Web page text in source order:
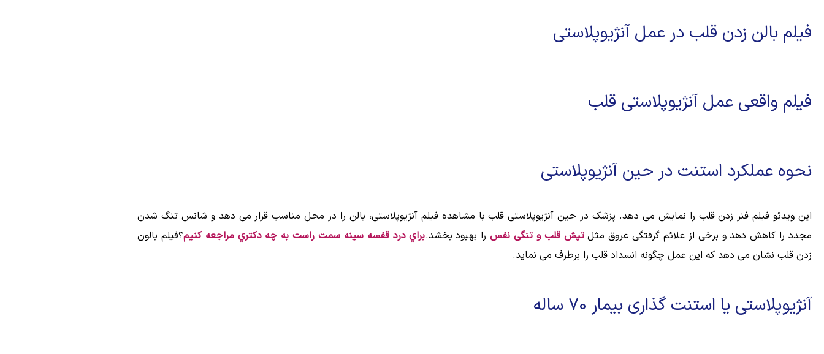
فیلم بالن زدن قلب در عمل آنژیوپلاستی
فیلم واقعی عمل آنژیوپلاستی قلب
نحوه عملکرد استنت در حین آنژیوپلاستی
این ویدئو فیلم فنر زدن قلب را نمایش می دهد. پزشک در حین آنژیوپلاستی قلب با مشاهده فیلم آنژیوپلاستی، بالن را در محل مناسب قرار می دهد و شانس تنگ شدن
مجدد را کاهش دهد و برخی از علائم گرفتگی عروق مثلتپش قلب و تنگی نفسرا بهبود بخشد.براي درد قفسه سينه سمت راست به چه دكتري مراجعه كنيم؟فیلم بالون
زدن قلب نشان می دهد که این عمل چگونه انسداد قلب را برطرف می نماید.
آنژیوپلاستی یا استنت گذاری بیمار 70 ساله